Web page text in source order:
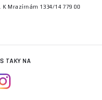
K Mrazírnám 1334/14 779 00
TAKY NA